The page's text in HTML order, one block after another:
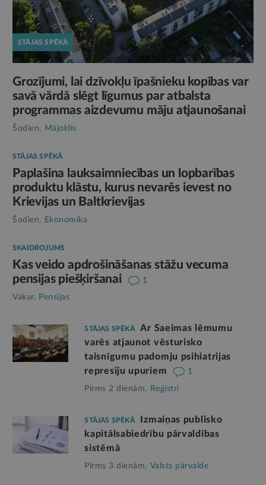
STĀJAS SPĒKĀ
Grozījumi, lai dzīvokļu īpašnieku kopības var
savā vārdā slēgt līgumus par atbalsta
programmas aizdevumu māju atjaunošanai
Šodien, Mājoklis
STĀJAS SPĒKĀ
Paplašina lauksaimniecības un lopbarības
produktu klāstu, kurus nevarēs ievest no
Krievijas un Baltkrievijas
Šodien, Ekonomika
SKAIDROJUMS
Kas veido apdrošināšanas stāžu vecuma
pensijas piešķiršanai
1
Vakar, Pensijas
STĀJAS SPĒKĀ
Ar Saeimas lēmumu
varēs atjaunot vēsturisko
taisnīgumu padomju psihiatrijas
represiju upuriem
1
Pirms 2 dienām, Reģistri
STĀJAS SPĒKĀ
Izmaiņas publisko
kapitālsabiedrību pārvaldības
sistēmā
Pirms 3 dienām, Valsts pārvalde